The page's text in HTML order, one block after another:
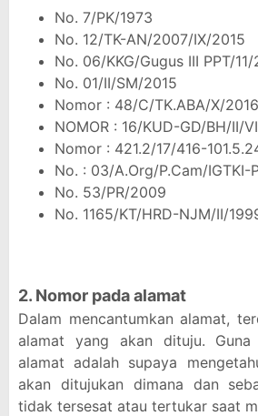
No. 7/PK/1973
No. 12/TK-AN/2007/IX/2015
No. 06/KKG/Gugus III PPT/11/
No. 01/II/SM/2015
Nomor : 48/C/TK.ABA/X/2016
NOMOR : 16/KUD-GD/BH/II/
Nomor : 421.2/17/416-
No. : 03/A.Org/P.Cam/IGTKI-
No. 53/PR/2009
No. 1165/KT/HRD-NJM/II/
2. Nomor pada alamat
Dalam mencantumkan alamat,
alamat yang akan dituju.
alamat adalah supaya
akan ditujukan dimana dan
tidak tersesat atau tertukar saat